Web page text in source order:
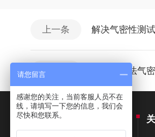
上一条 解决气密性测
下一条 探讨流量法气
产品中心
请您留言
感谢您的关注，当前客服人员不在
线，请填写一下您的信息，我们会
尽快和您联系。